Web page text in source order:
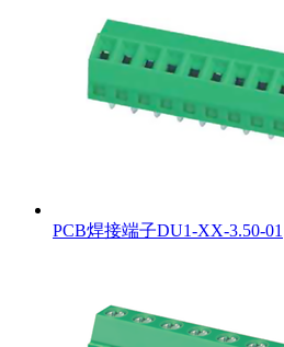
PCB焊接端子DU1-XX-3.50-01